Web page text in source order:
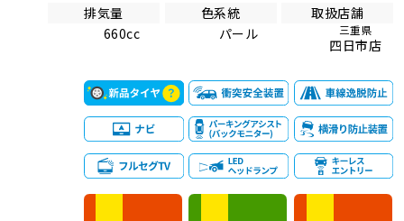
排気量
660cc
色系統
パール
取扱店舗
三重県
四日市店